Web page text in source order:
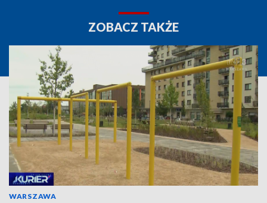
ZOBACZ TAKŻE
WARSZAWA